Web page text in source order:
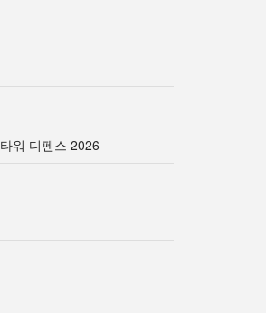
타워 디펜스 2026